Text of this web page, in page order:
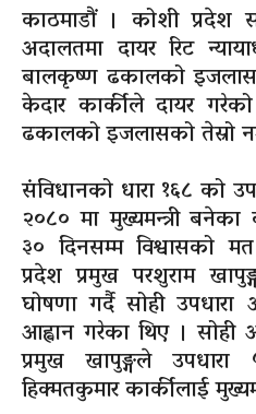
काठमाडौं । कोशी प्रदेश
अदालतमा दायर रिट
बालकृष्ण ढकालको
केदार कार्कीले दायर गरेको
ढकालको इजलासको तेस्रो
संविधानको धारा १६८ को
२०८० मा मुख्यमन्त्री
३० दिनसम्म विश्वासको
प्रदेश प्रमुख परशुराम
घोषणा गर्दै सोही
आह्वान गरेका थिए ।
प्रमुख खापुङ्गले
हिक्मतकुमार कार्कीलाई